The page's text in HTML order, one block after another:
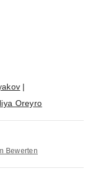
|
Oreyro
Bewerten